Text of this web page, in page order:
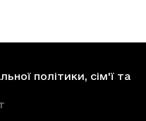
політики, сім'ї та